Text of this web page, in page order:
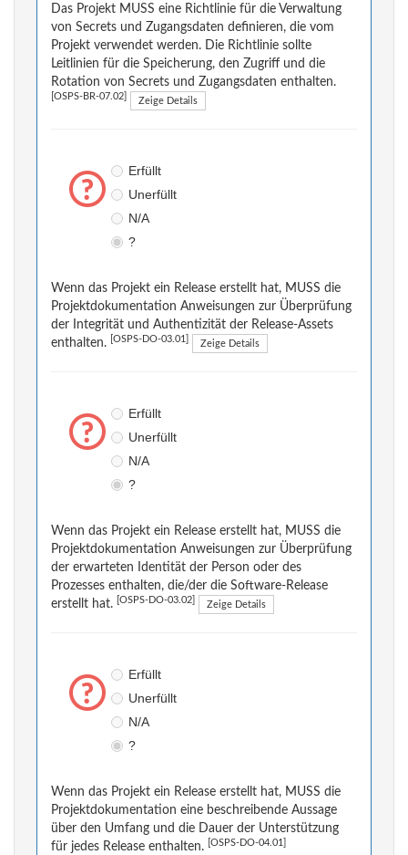
Das Projekt MUSS eine Richtlinie für die Verwaltung
von Secrets und Zugangsdaten definieren, die vom
Projekt verwendet werden. Die Richtlinie sollte
Leitlinien für die Speicherung, den Zugriff und die
Rotation von Secrets und Zugangsdaten enthalten.
[OSPS-BR-07.02] Zeige Details
Erfüllt
Unerfüllt
N/A
?
Wenn das Projekt ein Release erstellt hat, MUSS die
Projektdokumentation Anweisungen zur Überprüfung
der Integrität und Authentizität der Release-Assets
enthalten.
[OSPS-DO-03.01] Zeige Details
Erfüllt
Unerfüllt
N/A
?
Wenn das Projekt ein Release erstellt hat, MUSS die
Projektdokumentation Anweisungen zur Überprüfung
der erwarteten Identität der Person oder des
Prozesses enthalten, die/der die Software-Release
erstellt hat.
[OSPS-DO-03.02] Zeige Details
Erfüllt
Unerfüllt
N/A
?
Wenn das Projekt ein Release erstellt hat, MUSS die
Projektdokumentation eine beschreibende Aussage
über den Umfang und die Dauer der Unterstützung
für jedes Release enthalten.
[OSPS-DO-04.01]